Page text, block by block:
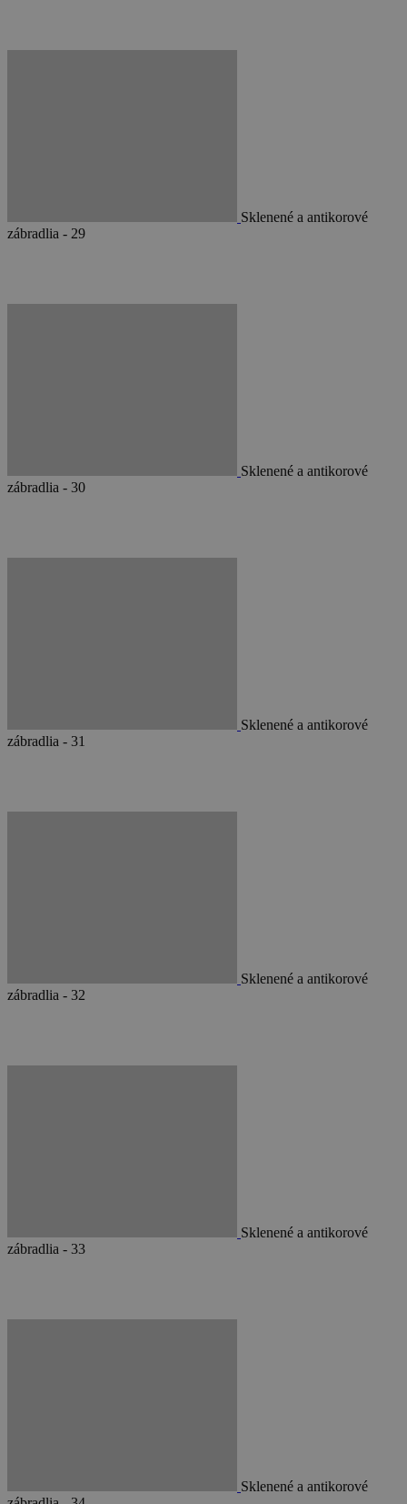
Sklenené a antikorové
zábradlia - 29
Sklenené a antikorové
zábradlia - 30
Sklenené a antikorové
zábradlia - 31
Sklenené a antikorové
zábradlia - 32
Sklenené a antikorové
zábradlia - 33
Sklenené a antikorové